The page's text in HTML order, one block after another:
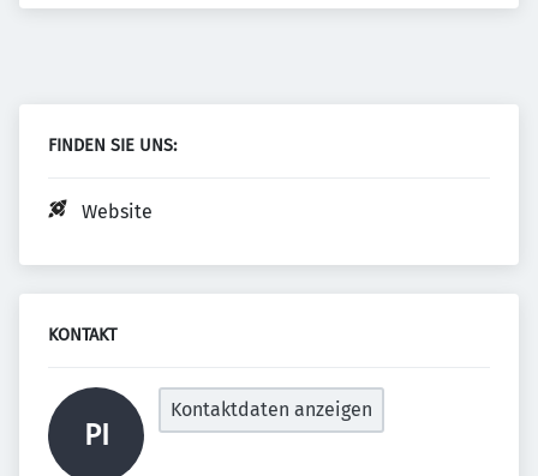
FINDEN SIE UNS:
Website
KONTAKT
PI
Kontaktdaten anzeigen